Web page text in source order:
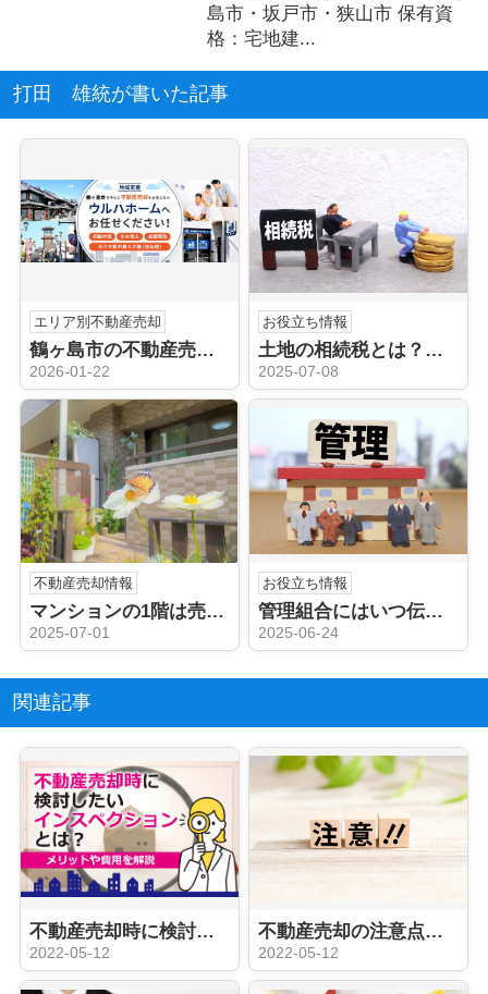
島市・坂戸市・狭山市 保有資
格：宅地建...
打田 雄統が書いた記事
エリア別不動産売却
鶴ヶ島市の不動産売却、プロの手でスムーズに進めよう！
2026-01-22
お役立ち情報
土地の相続税とは？計算方法と評価額を相続予定の方へ解説
2025-07-08
不動産売却情報
マンションの1階は売却しにくい？その理由や住むメリットも解説
2025-07-01
お役立ち情報
管理組合にはいつ伝えるべき？マンション売却時に必要な手続きも解説
2025-06-24
関連記事
不動産売却時に検討したいインスペクションとは？メリットや費用を解説
2022-05-12
不動産売却の注意点！トラブルを防ぐためにできること
2022-05-12